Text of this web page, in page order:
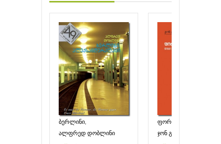
ბერლინი,
ალექსანდერპლაცი
ალფრედ დობლინი
ფორსაიტების საგა.
ქირავდება (წიგნი III)
ჯონ გოლზუორთი